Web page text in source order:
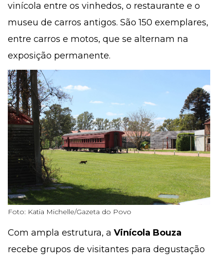
vinícola entre os vinhedos, o restaurante e o
museu de carros antigos. São 150 exemplares,
entre carros e motos, que se alternam na
exposição permanente.
Foto: Katia Michelle/Gazeta do Povo
Com ampla estrutura, a Vinícola Bouza
recebe grupos de visitantes para degustação